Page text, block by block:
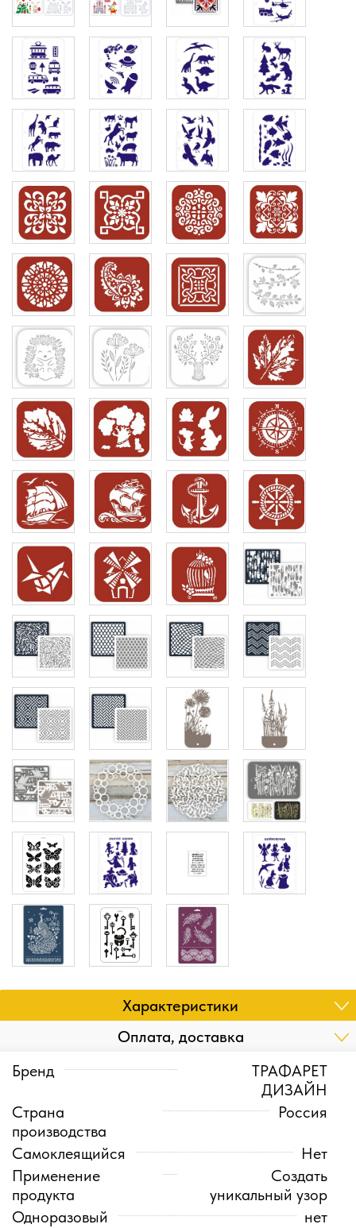
Характеристики
Оплата, доставка
Бренд
ТРАФАРЕТ
ДИЗАЙН
Страна
производства
Россия
Самоклеящийся
Нет
Применение
продукта
Создать
уникальный узор
Одноразовый
нет